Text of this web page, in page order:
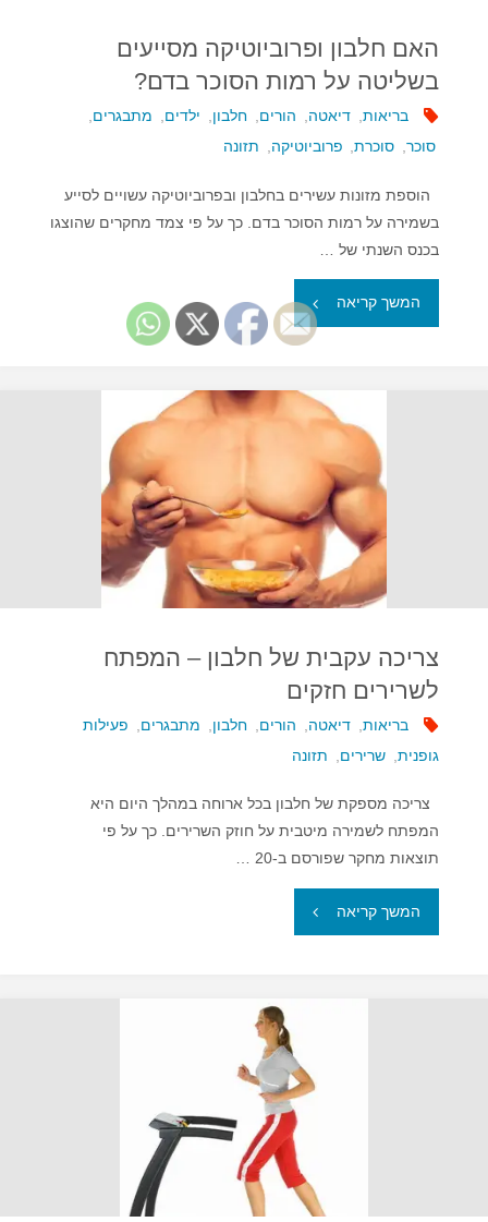
האם חלבון ופרוביוטיקה מסייעים
בשליטה על רמות הסוכר בדם?
בריאות דיאטה הורים חלבון ילדים מתבגרים
סוכר, סוכרת, פרוביוטיקה תזונה
הוספת מזונות עשירים בחלבון ובפרוביוטיקה עשויים לסייע
בשמירה על רמות הסוכר בדם. כך על פי צמד מחקרים שהוצגו
בכנס השנתי של …
המשך קריאה "האם
חלבון
ופרוביוטיקה
בשליטה
על
רמות
צריכה עקבית של חלבון – המפתח
לשרירים חזקים
בריאות דיאטה הורים חלבון מתבגרים
פעילות
גופנית, שרירים תזונה
צריכה מספקת של חלבון בכל ארוחה במהלך היום היא
המפתח לשמירה מיטבית על חוזק השרירים. כך על פי
תוצאות מחקר שפורסם ב-20 …
המשך קריאה "צריכה
המפתח
לשרירים